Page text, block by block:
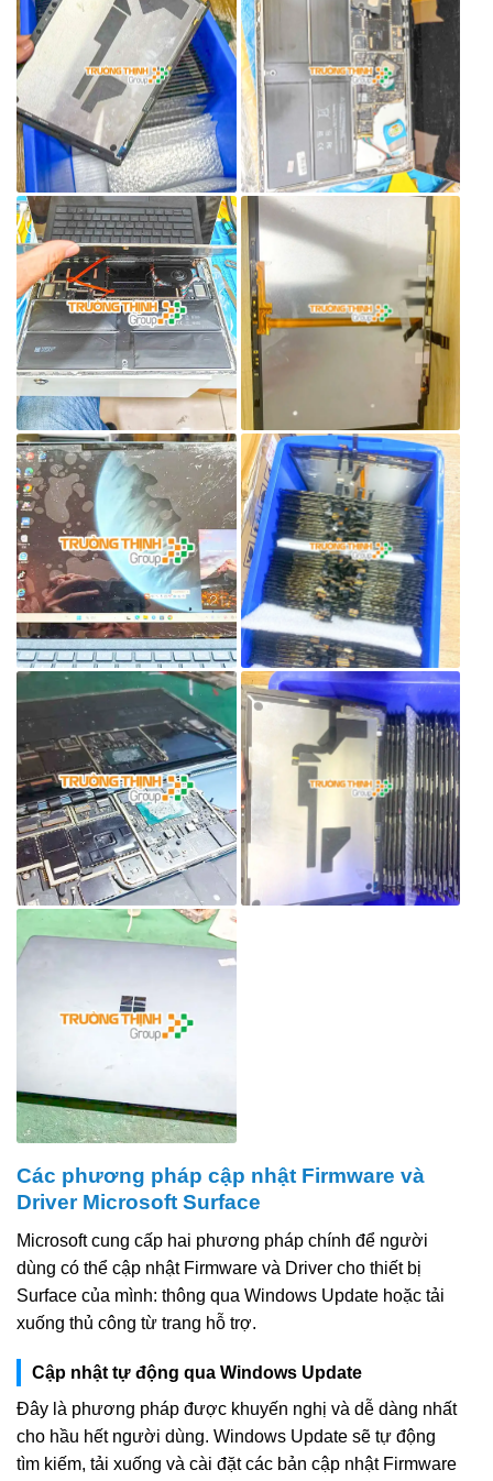
Các phương pháp cập nhật Firmware và
Driver Microsoft Surface
Microsoft cung cấp hai phương pháp chính để người
dùng có thể cập nhật Firmware và Driver cho thiết bị
Surface của mình: thông qua Windows Update hoặc tải
xuống thủ công từ trang hỗ trợ.
Cập nhật tự động qua Windows Update
Đây là phương pháp được khuyến nghị và dễ dàng nhất
cho hầu hết người dùng. Windows Update sẽ tự động
tìm kiếm, tải xuống và cài đặt các bản cập nhật Firmware